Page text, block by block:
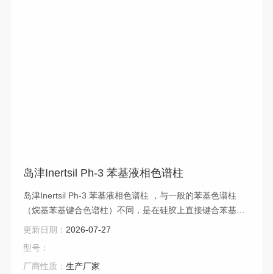
岛津Inertsil Ph-3 苯基液相色谱柱
岛津Inertsil Ph-3 苯基液相色谱柱 ，与一般的苯基色谱柱
（烷基苯基键合色谱柱）不同，是在硅胶上直接键合苯基的
色谱柱，为此，较一般的苯基色谱柱，具有识别芳香族化合
香族化合物的分离。同时利用识别电子状态能力强的特性，
可以成功分离部分ODS柱难以分离的化合物，并且可以有效
更新日期： 2026-07-27
型号：
厂商性质： 生产厂家